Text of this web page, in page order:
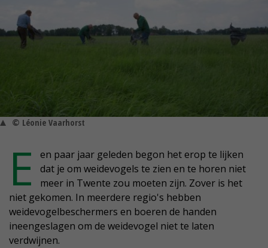
© Léonie Vaarhorst
E
en paar jaar geleden begon het erop te lijken
dat je om weidevogels te zien en te horen niet
meer in Twente zou moeten zijn. Zover is het
niet gekomen. In meerdere regio's hebben
weidevogelbeschermers en boeren de handen
ineengeslagen om de weidevogel niet te laten
verdwijnen.